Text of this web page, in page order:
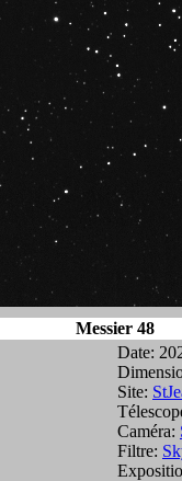
Messier 48
Date:
Site:
Caméra:
Filtre: